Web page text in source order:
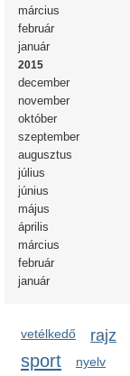
március
február
január
2015
december
november
október
szeptember
augusztus
július
június
május
április
március
február
január
vetélkedő rajz
sport nyelv